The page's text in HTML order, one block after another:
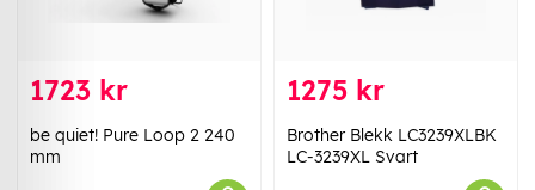
1723 kr
be quiet! Pure Loop 2 240
mm
1275 kr
Brother Blekk LC3239XLBK
LC-3239XL Svart